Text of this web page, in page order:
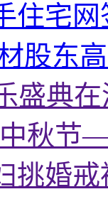
住宅
股东
盛典
秋节
挑婚